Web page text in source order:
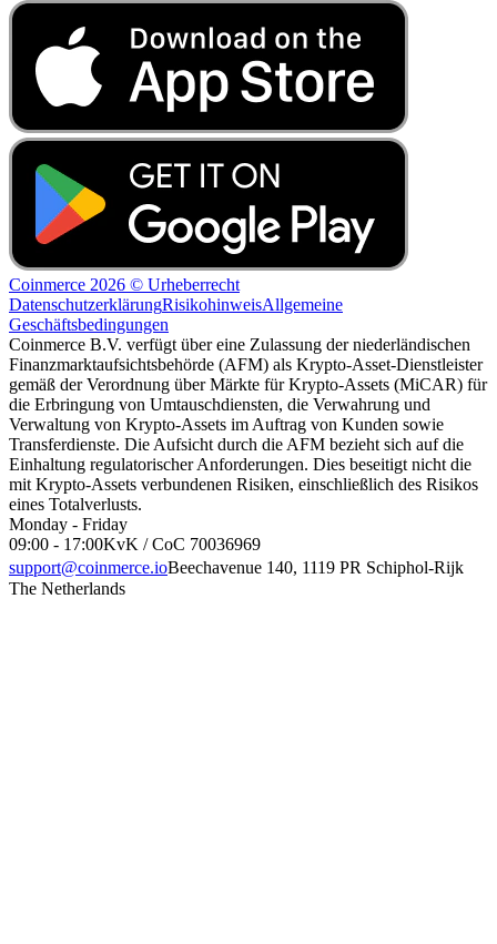
Coinmerce 2026 © Urheberrecht
DatenschutzerklärungRisikohinweisAllgemeine
Geschäftsbedingungen
Coinmerce B.V. verfügt über eine Zulassung der niederländischen
Finanzmarktaufsichtsbehörde (AFM) als Krypto-Asset-Dienstleister
gemäß der Verordnung über Märkte für Krypto-Assets (MiCAR) für
die Erbringung von Umtauschdiensten, die Verwahrung und
Verwaltung von Krypto-Assets im Auftrag von Kunden sowie
Transferdienste. Die Aufsicht durch die AFM bezieht sich auf die
Einhaltung regulatorischer Anforderungen. Dies beseitigt nicht die
mit Krypto-Assets verbundenen Risiken, einschließlich des Risikos
eines Totalverlusts.
Monday - Friday
09:00 - 17:00KvK / CoC 70036969
support@coinmerce.ioBeechavenue 140, 1119 PR Schiphol-Rijk
The Netherlands